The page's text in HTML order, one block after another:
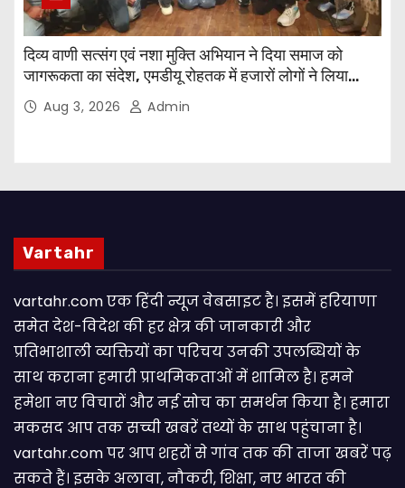
दिव्य वाणी सत्संग एवं नशा मुक्ति अभियान ने दिया समाज को
जागरूकता का संदेश, एमडीयू रोहतक में हजारों लोगों ने लिया
संकल्पAug 3, 2026 Admin
Vartahr
vartahr.com एक हिंदी न्यूज वेबसाइट है। इसमें हरियाणा
समेत देश-विदेश की हर क्षेत्र की जानकारी और
प्रतिभाशाली व्यक्तियों का परिचय उनकी उपलब्धियों के
साथ कराना हमारी प्राथमिकताओं में शामिल है। हमने
हमेशा नए विचारों और नई सोच का समर्थन किया है। हमारा
मकसद आप तक सच्ची खबरें तथ्यों के साथ पहुंचाना है।
vartahr.com पर आप शहरों से गांव तक की ताजा खबरें पढ़
सकते हैं। इसके अलावा, नौकरी, शिक्षा, नए भारत की